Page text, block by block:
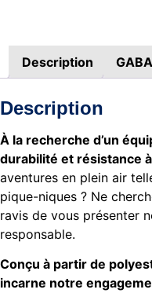
Description
Description
À la recherche d’un
durabilité et résistance
aventures en plein air
pique-niques ? Ne
ravis de vous présenter
responsable.
Conçu à partir de
incarne notre